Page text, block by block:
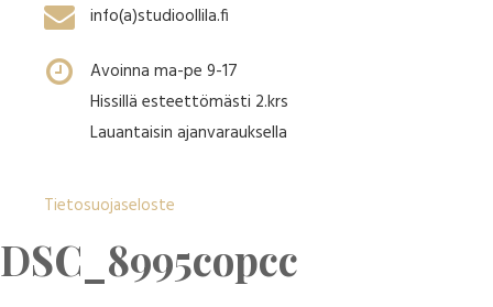
info(a)studioollila.fi
Avoinna ma-pe 9-17
Hissillä esteettömästi 2.krs
Lauantaisin ajanvarauksella
Tietosuojaseloste
DSC_8995copcc